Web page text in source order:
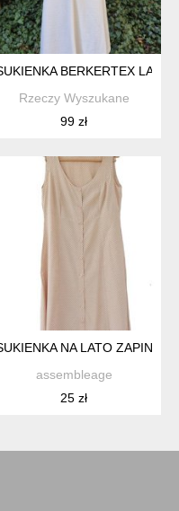
COTTAGE
BERKERTEX LATA
Rzeczy Wyszukane
99 zł
NA LATO
assembleage
25 zł